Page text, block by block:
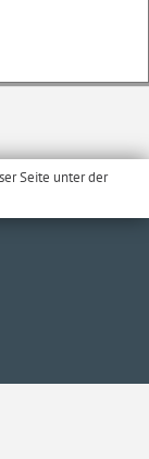
Seite unter der